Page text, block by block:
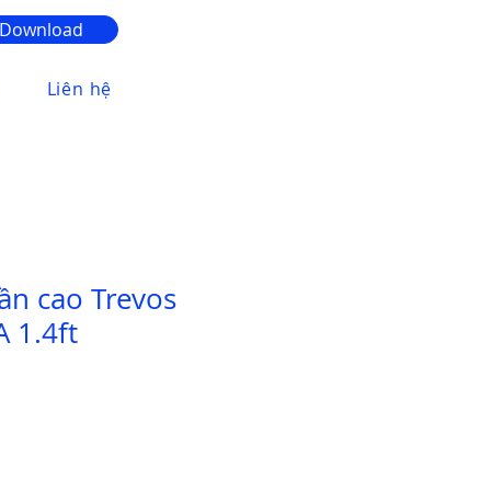
Download
Liên hệ
cao Trevos
1.4ft